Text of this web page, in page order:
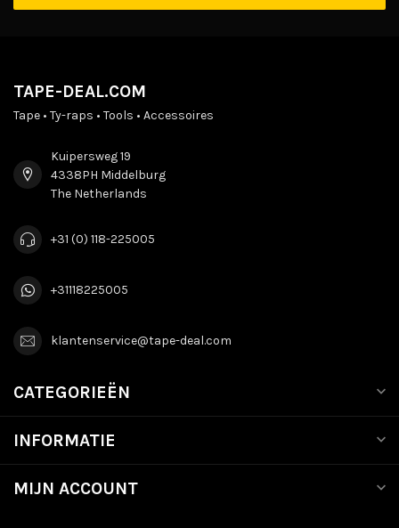
TAPE-DEAL.COM
Tape • Ty-raps • Tools • Accessoires
Kuipersweg 19
4338PH Middelburg
The Netherlands
+31 (0) 118-225005
+31118225005
klantenservice@tape-deal.com
CATEGORIEËN
INFORMATIE
MIJN ACCOUNT